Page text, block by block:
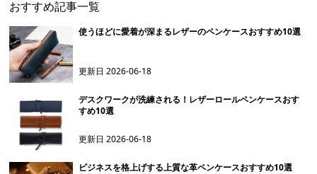
おすすめ記事一覧
使うほどに愛着が深まるレザーのペンケースおすすめ10選
更新日2026-06-18
デスクワークが洗練される！レザーロールペンケースおす
すめ10選
更新日2026-06-18
ビジネスを格上げする上質な革ペンケースおすすめ10選